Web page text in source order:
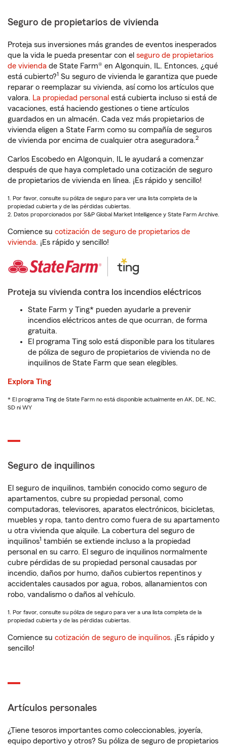
Seguro de propietarios de vivienda
Proteja sus inversiones más grandes de eventos inesperados
que la vida le pueda presentar con el seguro de propietarios
de vivienda de State Farm® en Algonquin, IL. Entonces, ¿qué
está cubierto?1 Su seguro de vivienda le garantiza que puede
reparar o reemplazar su vivienda, así como los artículos que
valora. La propiedad personal está cubierta incluso si está de
vacaciones, está haciendo gestiones o tiene artículos
guardados en un almacén. Cada vez más propietarios de
vivienda eligen a State Farm como su compañía de seguros
de vivienda por encima de cualquier otra aseguradora.2
Carlos Escobedo en Algonquin, IL le ayudará a comenzar
después de que haya completado una cotización de seguro
de propietarios de vivienda en línea. ¡Es rápido y sencillo!
1. Por favor, consulte su póliza de seguro para ver una lista completa de la
propiedad cubierta y de las pérdidas cubiertas.
2. Datos proporcionados por S&P Global Market Intelligence y State Farm Archive.
Comience su cotización de seguro de propietarios de
vivienda. ¡Es rápido y sencillo!
Proteja su vivienda contra los incendios eléctricos
State Farm y Ting* pueden ayudarle a prevenir
incendios eléctricos antes de que ocurran, de forma
gratuita.
El programa Ting solo está disponible para los titulares
de póliza de seguro de propietarios de vivienda no de
inquilinos de State Farm que sean elegibles.
Explora Ting
* El programa Ting de State Farm no está disponible actualmente en AK, DE, NC,
SD ni WY
Seguro de inquilinos
El seguro de inquilinos, también conocido como seguro de
apartamentos, cubre su propiedad personal, como
computadoras, televisores, aparatos electrónicos, bicicletas,
muebles y ropa, tanto dentro como fuera de su apartamento
u otra vivienda que alquile. La cobertura del seguro de
inquilinos1 también se extiende incluso a la propiedad
personal en su carro. El seguro de inquilinos normalmente
cubre pérdidas de su propiedad personal causadas por
incendio, daños por humo, daños cubiertos repentinos y
accidentales causados por agua, robos, allanamientos con
robo, vandalismo o daños al vehículo.
1. Por favor, consulte su póliza de seguro para ver a una lista completa de la
propiedad cubierta y de las pérdidas cubiertas.
Comience su cotización de seguro de inquilinos. ¡Es rápido y
sencillo!
Artículos personales
¿Tiene tesoros importantes como coleccionables, joyería,
equipo deportivo y otros? Su póliza de seguro de propietarios